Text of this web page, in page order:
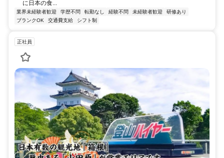
に日本の食...
業界未経験者歓迎 学歴不問 転勤なし 経験不問 未経験者歓迎
研修あり
ブランクOK
交通費支給 シフト制
正社員